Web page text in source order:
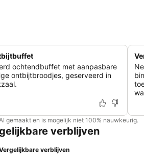
ochtendbuffet met aanpasbare
ontbijtbroodjes, geserveerd in
gemaakt en is mogelijk niet 100% nauwkeurig.
verblijven
verblijven